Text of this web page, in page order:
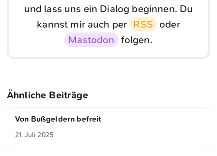
und lass uns ein Dialog beginnen. Du
kannst mir auch per RSS oder
Mastodon folgen.
Ähnliche Beiträge
Von Bußgeldern befreit
21. Juli 2025